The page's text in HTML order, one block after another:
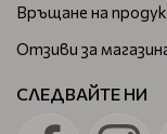
Връщане на
Отзиви за
СЛЕДВАЙТЕ НИ